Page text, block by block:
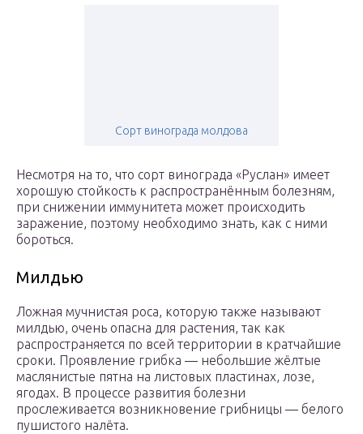
Сорт винограда молдова
Несмотря на то, что сорт винограда «Руслан» имеет
хорошую стойкость к распространённым болезням,
при снижении иммунитета может происходить
заражение, поэтому необходимо знать, как с ними
бороться.
Милдью
Ложная мучнистая роса, которую также называют
милдью, очень опасна для растения, так как
распространяется по всей территории в кратчайшие
сроки. Проявление грибка — небольшие жёлтые
маслянистые пятна на листовых пластинах, лозе,
ягодах. В процессе развития болезни
прослеживается возникновение грибницы — белого
пушистого налёта.